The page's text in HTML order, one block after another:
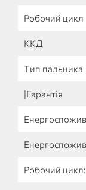
Робочий цикл
ККД
Тип пальника
|Гарантія
Робочий цикл: